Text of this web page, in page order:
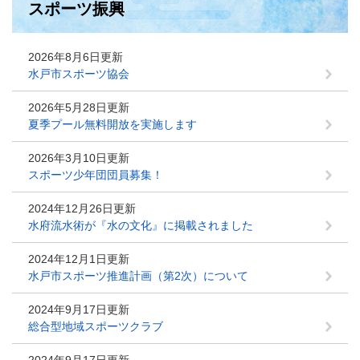
スポーツ振興
2026年8月6日更新
水戸市スポーツ協会
2026年5月28日更新
夏季プール無料開放を実施します
2026年3月10日更新
スポーツ少年団団員募集！
2024年12月26日更新
水府流水術が『水の文化』に掲載されました
2024年12月1日更新
水戸市スポーツ推進計画（第2次）について
2024年9月17日更新
総合型地域スポーツクラブ